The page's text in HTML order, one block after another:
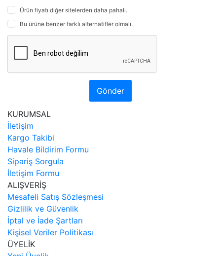
Ürün fiyatı diğer sitelerden daha pahalı.
Bu ürüne benzer farklı alternatifler olmalı.
Gönder
KURUMSAL
İletişim
Kargo Takibi
Havale Bildirim Formu
Sipariş Sorgula
İletişim Formu
ALIŞVERİŞ
Mesafeli Satış Sözleşmesi
Gizlilik ve Güvenlik
İptal ve İade Şartları
Kişisel Veriler Politikası
ÜYELİK